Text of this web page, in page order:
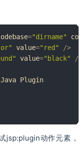
="dirname"
value="red" />
value="black" /
Java Plugin
jsp:plugin动作元素，